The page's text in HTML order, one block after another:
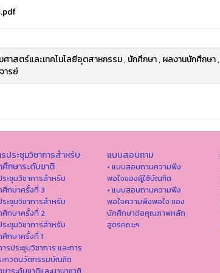
าสตร์และเทคโนโลยีอุตสาหกรรม,นักศึกษา,ผลงานนักศึกษา,
ารย์
ประชุมวิชาการสำหรับ
ศึกษาระดับชาติ
ระชุมวิชาการสำหรับ
กษาครั้งที่ 3
ระชุมวิชาการสำหรับ
กษาครั้งที่ 2
ระชุมวิชาการสำหรับ
กษาครั้งที่ 1
ารประชุมวิชาการ และการ
กวดนวัตกรรมบัณฑิต
แบบสอบถาม
• แบบสอบถามความพึง
พอใจของผู้ใช้บัณฑิต
• แบบสอบถามความพึง
พอใจความพึงพอใจ ของ
นักศึกษาต่อคุณภาพหลัก
สูตรคณะฯ